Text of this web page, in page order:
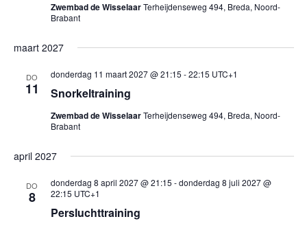
Zwembad de WisselaarTerheijdenseweg 494, Breda, Noord-
Brabant
maart 2027
DO
11 Snorkeltraining
donderdag 11 maart 2027 @ 21:15 -22:15 UTC+1
Zwembad de WisselaarTerheijdenseweg 494, Breda, Noord-
Brabant
april 2027
DO
8
Persluchttraining
donderdag 8 april 2027 @ 21:15 -donderdag 8 juli 2027 @
22:15 UTC+1